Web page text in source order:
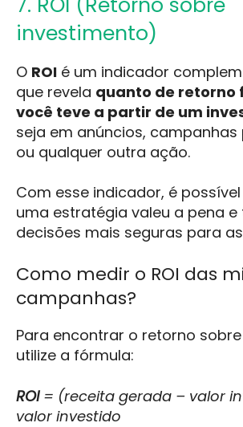
investimento)
O ROI é um indicador
que revela quanto de retorno
você teve a partir de um
seja em anúncios,
ou qualquer outra ação.
Com esse indicador, é
uma estratégia valeu a pena
decisões mais seguras para
Como medir o ROI das
campanhas?
Para encontrar o retorno
utilize a fórmula:
ROI= (receita gerada – valor
valor investido